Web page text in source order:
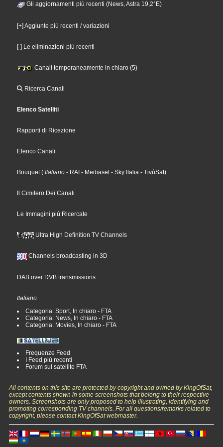
Gli aggiornamenti più recenti (News, Astra 19,2°E)
[+] Aggiunte più recenti / variazioni
[-] Le eliminazioni più recenti
Canali temporaneamente in chiaro (5)
Ricerca Canali
Elenco Satelliti
Rapporti di Ricezione
Elenco Canali
Bouquet( Italiano - RAI - Mediaset- Sky Italia - TivùSat)
Il Cimitero Dei Canali
Le Immagini più Ricercate
Ultra High Definition TV Channels
Channels broadcasting in 3D
DAB over DVB transmissions
Italiano
Categoria: Sport, In chiaro - FTA
Categoria: News, In chiaro - FTA
Categoria: Movies, In chiaro - FTA
Frequenze Feed
I Feed più recenti
Forum sul satellite FTA
All contents on this site are protected by copyright and owned by KingOfSat,
except contents shown in some screenshots that belong to their respective
owners. Screenshots are only proposed to help illustrating, identifying and
promoting corresponding TV channels. For all questions/remarks related to
copyright, please contact KingOfSat webmaster.